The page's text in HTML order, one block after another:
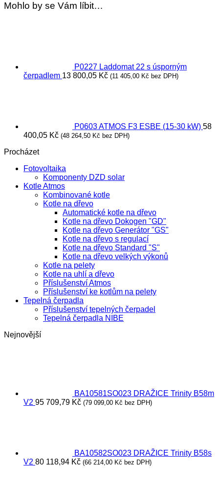
Mohlo by se Vám líbit…
P0227 Laddomat 22 s úsporným
čerpadlem 13 800,05 Kč (11 405,00 Kč bez DPH)
P0603 ATMOS F3 ESBE (15-30 kW) 58
400,05 Kč (48 264,50 Kč bez DPH)
Procházet
Fotovoltaika
Komponenty DZD solar
Kotle Atmos
Kombinované kotle
Kotle na dřevo
Automatické kotle na dřevo
Kotle na dřevo Dokogen "GD"
Kotle na dřevo Generátor "GS"
Kotle na dřevo s regulací
Kotle na dřevo Standard "S"
Kotle na dřevo velkých výkonů
Kotle na pelety
Kotle na uhlí a dřevo
Příslušenství Atmos
Příslušenství ke kotlům na pelety
Tepelná čerpadla
Příslušenství tepelných čerpadel
Tepelná čerpadla NIBE
Nejnovější
BA10581SO023 DRAŽICE Trinity B58m
V2 95 709,79 Kč (79 099,00 Kč bez DPH)
BA10582SO023 DRAŽICE Trinity B58s
V2 80 118,94 Kč (66 214,00 Kč bez DPH)